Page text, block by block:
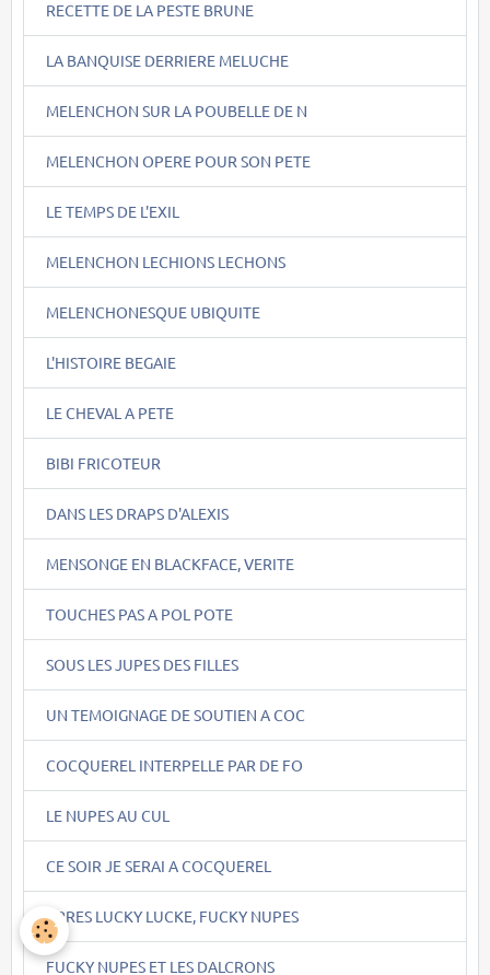
RECETTE DE LA PESTE BRUNE
LA BANQUISE DERRIERE MELUCHE
MELENCHON SUR LA POUBELLE DE N
MELENCHON OPERE POUR SON PETE
LE TEMPS DE L'EXIL
MELENCHON LECHIONS LECHONS
MELENCHONESQUE UBIQUITE
L'HISTOIRE BEGAIE
LE CHEVAL A PETE
BIBI FRICOTEUR
DANS LES DRAPS D'ALEXIS
MENSONGE EN BLACKFACE, VERITE
TOUCHES PAS A POL POTE
SOUS LES JUPES DES FILLES
UN TEMOIGNAGE DE SOUTIEN A COC
COCQUEREL INTERPELLE PAR DE FO
LE NUPES AU CUL
CE SOIR JE SERAI A COCQUEREL
APRES LUCKY LUCKE, FUCKY NUPES
FUCKY NUPES ET LES DALCRONS